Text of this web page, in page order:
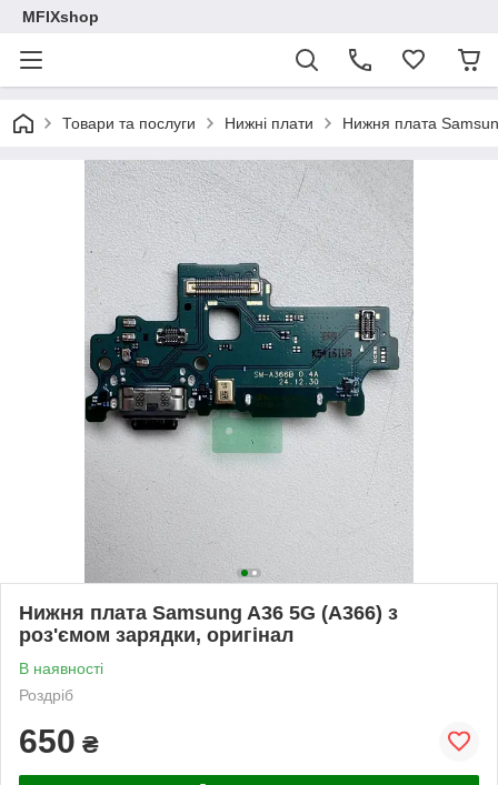
MFIXshop
Товари та послуги Нижні плати Нижня плата
Нижня плата Samsung A36 5G (A366) з
роз'ємом зарядки, оригінал
В наявності
Роздріб
650 ₴